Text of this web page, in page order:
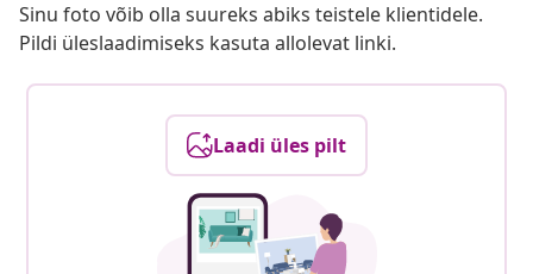
Sinu foto võib olla suureks abiks teistele klientidele.
Pildi üleslaadimiseks kasuta allolevat linki.
Laadi üles pilt